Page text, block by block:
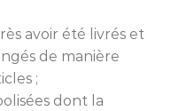
avoir été livrés et
de manière
;
dont la